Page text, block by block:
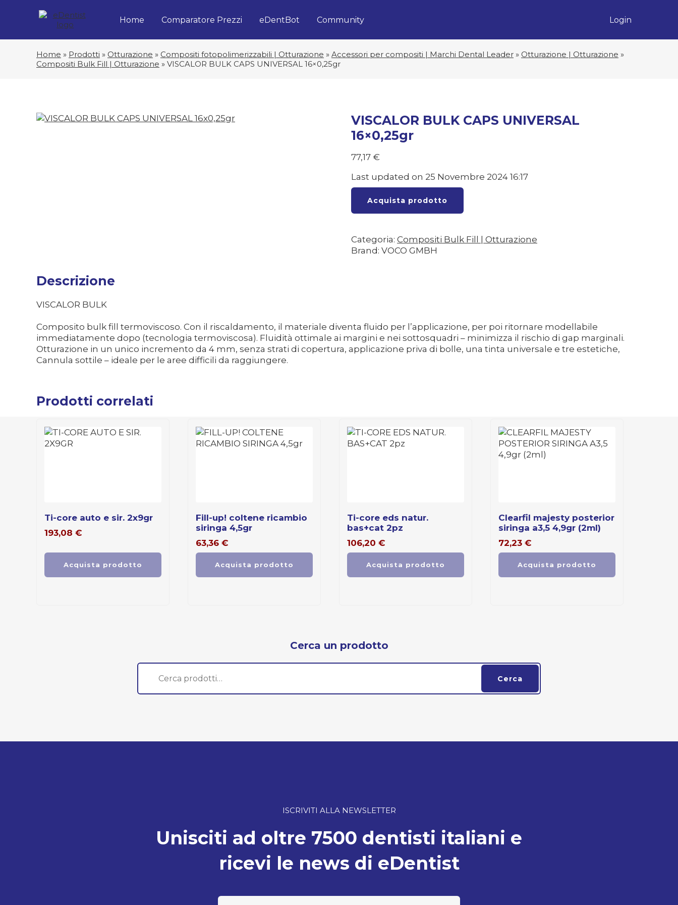
Home Comparatore Prezzi eDentBot Community Login
Home » Prodotti » Otturazione » Compositi fotopolimerizzabili | Otturazione » Accessori per compositi | Marchi Dental Leader » Otturazione | Otturazione »
Compositi Bulk Fill | Otturazione » VISCALOR BULK CAPS UNIVERSAL 16×0,25gr
VISCALOR BULK CAPS UNIVERSAL
16×0,25gr
77,17 €
Last updated on 25 Novembre 2024 16:17
Acquista prodotto
Categoria: Compositi Bulk Fill | Otturazione
Brand: VOCO GMBH
Descrizione
VISCALOR BULK
Composito bulk fill termoviscoso. Con il riscaldamento, il materiale diventa fluido per l’applicazione, per poi ritornare modellabile
immediatamente dopo (tecnologia termoviscosa). Fluidità ottimale ai margini e nei sottosquadri – minimizza il rischio di gap marginali.
Otturazione in un unico incremento da 4 mm, senza strati di copertura, applicazione priva di bolle, una tinta universale e tre estetiche,
Cannula sottile – ideale per le aree difficili da raggiungere.
Prodotti correlati
ti-core auto e sir. 2x9gr
193,08 €
Acquista prodotto
fill-up! coltene ricambio
siringa 4,5gr
63,36 €
Acquista prodotto
ti-core eds natur.
bas+cat 2pz
106,20 €
Acquista prodotto
clearfil majesty posterior
siringa a3,5 4,9gr (2ml)
72,23 €
Acquista prodotto
Cerca un prodotto
Cerca:
Cerca
ISCRIVITI ALLA NEWSLETTER
Unisciti ad oltre 7500 dentisti italiani e
ricevi le news di eDentist